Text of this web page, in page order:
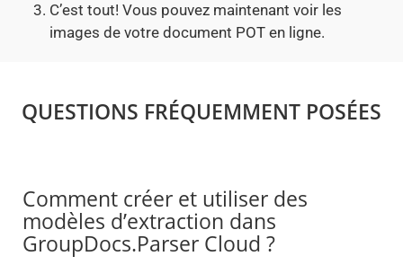
C’est tout! Vous pouvez maintenant voir les
images de votre document POT en ligne.
QUESTIONS FRÉQUEMMENT POSÉES
Comment créer et utiliser des
modèles d’extraction dans
GroupDocs.Parser Cloud ?